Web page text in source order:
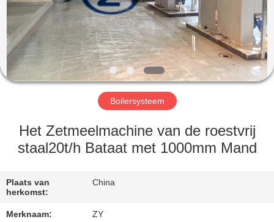
ONGEVEER
DE
V.S.
FABRIEKSREIS
KWALITEITSCONTROLE
CONTACTEER
Boilersysteem
Het Zetmeelmachine van de roestvrij
staal20t/h Bataat met 1000mm Mand
Plaats van
herkomst:
China
Merknaam: ZY